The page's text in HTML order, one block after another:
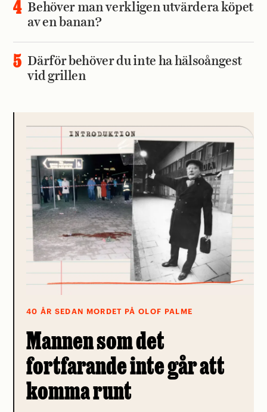
Behöver man verkligen utvärdera köpet
av en banan?
Därför behöver du inte ha hälsoångest
vid grillen
40 ÅR SEDAN MORDET PÅ OLOF PALME
Mannen som det
fortfarande inte går att
komma runt